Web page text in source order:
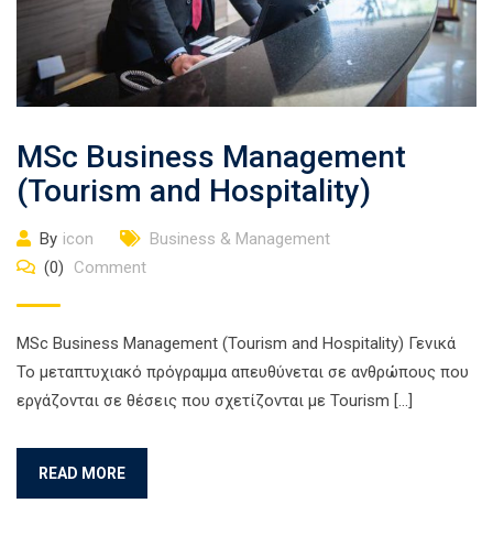
MSc Business Management
(Tourism and Hospitality)
By icon
Business & Management
(0)
Comment
MSc Business Management (Tourism and Hospitality) Γενικά
Το μεταπτυχιακό πρόγραμμα απευθύνεται σε ανθρώπους που
εργάζονται σε θέσεις που σχετίζονται με Tourism […]
READ MORE